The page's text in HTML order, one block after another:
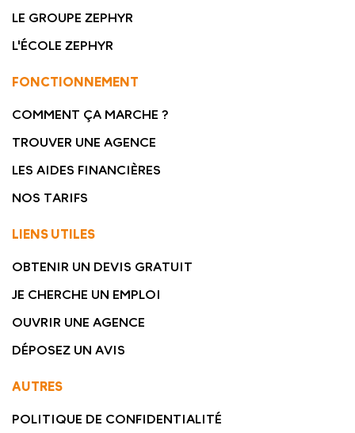
LE GROUPE ZEPHYR
L'ÉCOLE ZEPHYR
FONCTIONNEMENT
COMMENT ÇA MARCHE ?
TROUVER UNE AGENCE
LES AIDES FINANCIÈRES
NOS TARIFS
LIENS UTILES
OBTENIR UN DEVIS GRATUIT
JE CHERCHE UN EMPLOI
OUVRIR UNE AGENCE
DÉPOSEZ UN AVIS
AUTRES
POLITIQUE DE CONFIDENTIALITÉ